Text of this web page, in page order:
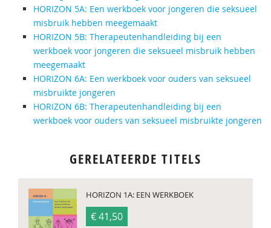
HORIZON 5A: Een werkboek voor jongeren die seksueel
misbruik hebben meegemaakt
HORIZON 5B: Therapeutenhandleiding bij een
werkboek voor jongeren die seksueel misbruik hebben
meegemaakt
HORIZON 6A: Een werkboek voor ouders van seksueel
misbruikte jongeren
HORIZON 6B: Therapeutenhandleiding bij een
werkboek voor ouders van seksueel misbruikte jongeren
GERELATEERDE TITELS
HORIZON 1A: EEN WERKBOEK
€ 41,50